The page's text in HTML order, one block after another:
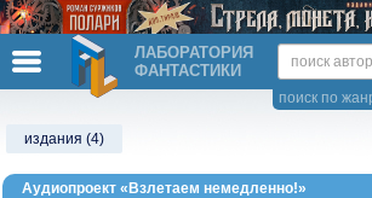
ЛАБОРАТОРИЯ
ФАНТАСТИКИ
поиск по
издания (4)
Аудиопроект «Взлетаем немедленно!»